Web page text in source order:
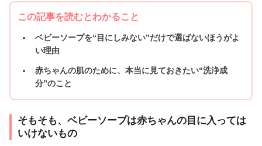
この記事を読むとわかること
ベビーソープを“目にしみない”だけで選ばないほうがよ
い理由
赤ちゃんの肌のために、本当に見ておきたい“洗浄成
分”のこと
そもそも、ベビーソープは赤ちゃんの目に入っては
いけないもの